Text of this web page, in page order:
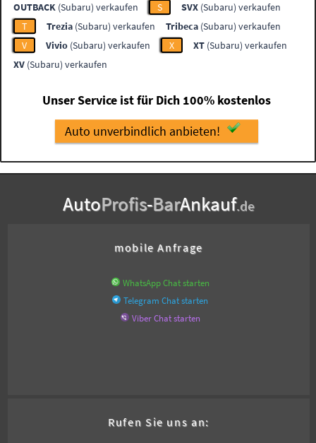
OUTBACK (Subaru) verkaufen S SVX (Subaru) verkaufen
T
Trezia (Subaru) verkaufen Tribeca (Subaru) verkaufen
V
Vivio (Subaru) verkaufen X XT (Subaru) verkaufen
XV (Subaru) verkaufen
Unser Service ist für Dich 100% kostenlos
Auto unverbindlich anbieten!
AutoProfis-BarAnkauf.de
mobile Anfrage
WhatsApp Chat starten
Telegram Chat starten
Viber Chat starten
Rufen Sie uns an: